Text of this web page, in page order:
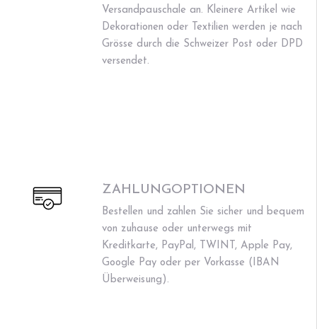
Versandpauschale an. Kleinere Artikel wie
Dekorationen oder Textilien werden je nach
Grösse durch die Schweizer Post oder DPD
versendet.
ZAHLUNGOPTIONEN
Bestellen und zahlen Sie sicher und bequem
von zuhause oder unterwegs mit
Kreditkarte, PayPal, TWINT, Apple Pay,
Google Pay oder per Vorkasse (IBAN
Überweisung).